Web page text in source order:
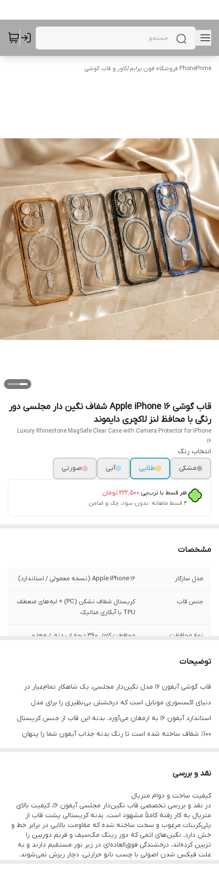
PhonePrime فروشگاه فون پرایم /کاور و قاب گوشی
قاب گوشی Apple iPhone 16 شفاف نگین دار مجلسی دور
رنگی با محافظ لنز لاکچری دایموند
Luxury Rhinestone MagSafe Clear Case with Camera Protector for iPhone
16
انتخاب رنگ
مشکی
طلایی آبی صورتی
هر قسط با ترب‌پی:۲۲۲٬۵۰۰ تومان
۴ قسط ماهانه. بدون سود، چک و ضامن.
مشخصات
مدل سازگار Apple iPhone 16 (نسخه معمولی / استاندارد)
جنس قاب
کریستال شفاف نشکن (PC) + لبه‌های منعطف
TPU با آبکاری متالیک
نوع محافظت
محافظت کامل ۳۶۰ درجه از بدنه، لبه‌ها و
ویژگی ظاهری
بدنه شفاف کریستالی با رینگ مگ‌سیف و فریم
دوربین نگین‌کاری شده
لبه محافظ صفحه
دارد (دارای لبه‌های برجسته جهت جلوگیری از
دسترسی به پورت‌ها
ویژگی‌های خاص
پشتیبانی از لوازم مگ‌سیف، عدم تغییر رنگ و
زرد شدن، نگین‌های ثابت بدون ریزش
توضیحات
قاب گوشی آیفون ۱۶ مدل نگین‌دار مجلسی، یک شاهکار تمام‌عیار در
دنیای اکسسوری موبایل است که درخشش بی‌نظیری را برای مدل
استاندارد آیفون ۱۶ به ارمغان می‌آورد. بدنه این قاب از جنس کریستال
۱۰۰٪ شفاف ساخته شده است تا رنگ بدنه جذاب آیفون شما را پنهان
تراش‌خورده و درخشانِ روی رینگ مگ‌سیف و دوربین، ظاهری به شدت
مجلل، شیک و فانتزی ایجاد می‌کند که برای استفاده در مهمانی‌ها،
مجالس و روزمرگی‌های خاص فوق‌العاده است.
در پشت ظاهر ظریف و خیره‌کننده این قاب، لایه‌های محافظتی
مستحکمی پنهان شده است. بدنه پشتی از پلی‌کربنات سخت (PC)
ساخته شده که در برابر خط و خش و برخورد با اشیاء تیز کاملاً مقاوم
نقد و بررسی
کیفیت ساخت و دوام متریال
در نقد و بررسی تخصصی قاب نگین‌دار مجلسی آیفون ۱۶، کیفیت بالای
متریال به کار رفته کاملاً مشهود است. بدنه کریستالی پشت قاب از
پلی‌کربنات مرغوب و سخت ساخته شده که مقاومت بالایی در برابر خط و
خش دارد. نگین‌های اتمی که دور رینگ مگ‌سیف و فریم دوربین را
تزیین کرده‌اند، درخشندگی فوق‌العاده‌ای در زیر نور مستقیم دارند و به
علت فیکس شدن اصولی با چسب نانو حرارتی، دچار ریزش نمی‌شوند.